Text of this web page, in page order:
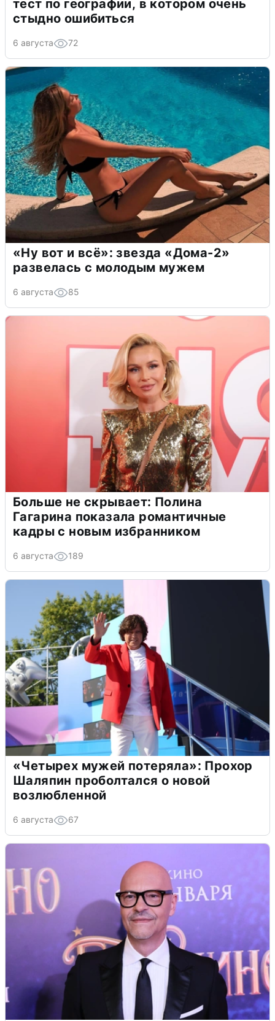
тест по географии, в котором очень
стыдно ошибиться
6 августа 72
«Ну вот и всё»: звезда «Дома-2»
развелась с молодым мужем
6 августа 85
Больше не скрывает: Полина
Гагарина показала романтичные
кадры с новым избранником
6 августа 189
«Четырех мужей потеряла»: Прохор
Шаляпин проболтался о новой
возлюбленной
6 августа 67